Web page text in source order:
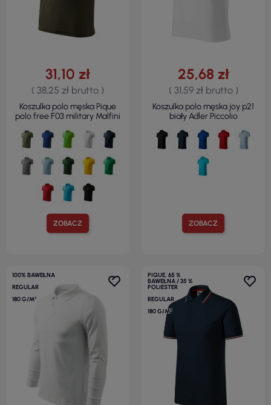
ZOBACZ
31,10 zł
( 38,25 zł brutto )
Koszulka polo męska Pique
polo free F03 military Malfini
ZOBACZ
25,68 zł
( 31,59 zł brutto )
Koszulka polo męska joy p21
biały Adler Piccolio
100% BAWEŁNA
REGULAR
180 G/M²
PIQUE, 65 %
BAWEŁNA / 35 %
POLIESTER
REGULAR
180 G/M²